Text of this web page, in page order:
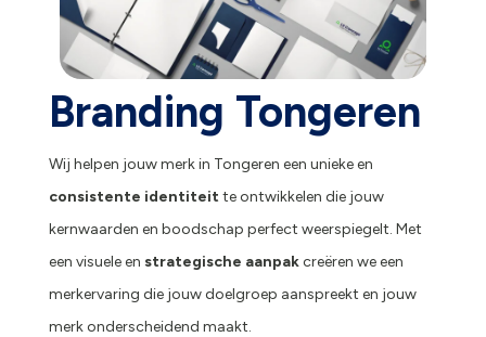
Branding Tongeren
Wij helpen jouw merk in Tongeren een unieke en
consistente identiteitte ontwikkelen die jouw
kernwaarden en boodschap perfect weerspiegelt. Met
een visuele en strategische aanpakcreëren we een
merkervaring die jouw doelgroep aanspreekt en jouw
merk onderscheidend maakt.